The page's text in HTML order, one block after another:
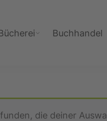
Buchhandel
die deiner